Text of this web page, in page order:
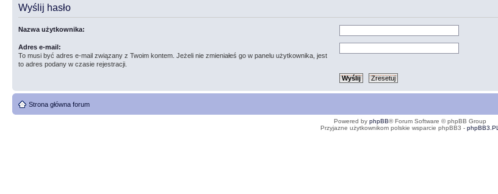
Wyślij hasło
Nazwa użytkownika:
Adres e-mail:
To musi być adres e-mail związany z Twoim kontem. Jeżeli nie zmieniałeś go w panelu użytkownika, jest
to adres podany w czasie rejestracji.
Strona główna forum
Powered by phpBB® Forum Software © phpBB Group
Przyjazne użytkownikom polskie wsparcie phpBB3 - phpBB3.PL